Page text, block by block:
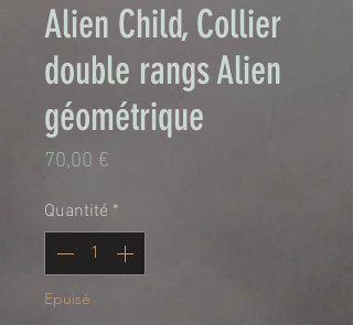
Alien Child, Collier
double rangs Alien
géométrique
70,00 €
Quantité *
Epuisé